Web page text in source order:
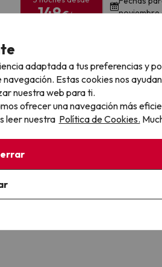
149€/pers.
noviembre
chollos
adaptada a tus preferencias y
Estas cookies nos
nuestra web para ti.
ofrecer una navegación más
leer nuestra Política de Cookies.